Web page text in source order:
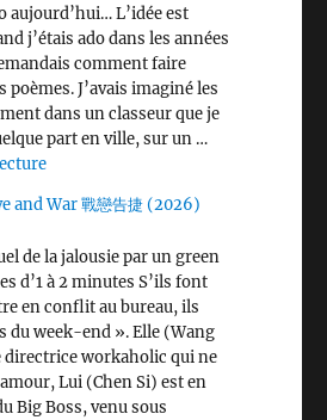
aujourd’hui… L’idée est
j’étais ado dans les années
comment faire
poèmes. J’avais imaginé les
dans un classeur que je
part en ville, sur un …
de « Wang Chu Ran 王楚然 I ♡ U »
and War 戰戀告捷 (2026)
de la jalousie par un green
d’1 à 2 minutes S’ils font
en conflit au bureau, ils
du week-end ». Elle (Wang
directrice workaholic qui ne
Lui (Chen Si) est en
Big Boss, venu sous